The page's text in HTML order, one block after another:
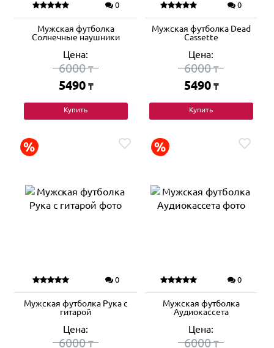
0
Мужская футболка
Солнечные наушники
Цена:
6000₸
5490 ₸
Купить
0
Мужская футболка Dead
Cassette
Цена:
6000₸
5490 ₸
Купить
0
Мужская футболка Рука с
гитарой
Цена:
6000₸
0
Мужская футболка
Аудиокассета
Цена:
6000₸